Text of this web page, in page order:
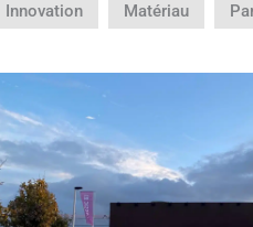
Innovation Matériau